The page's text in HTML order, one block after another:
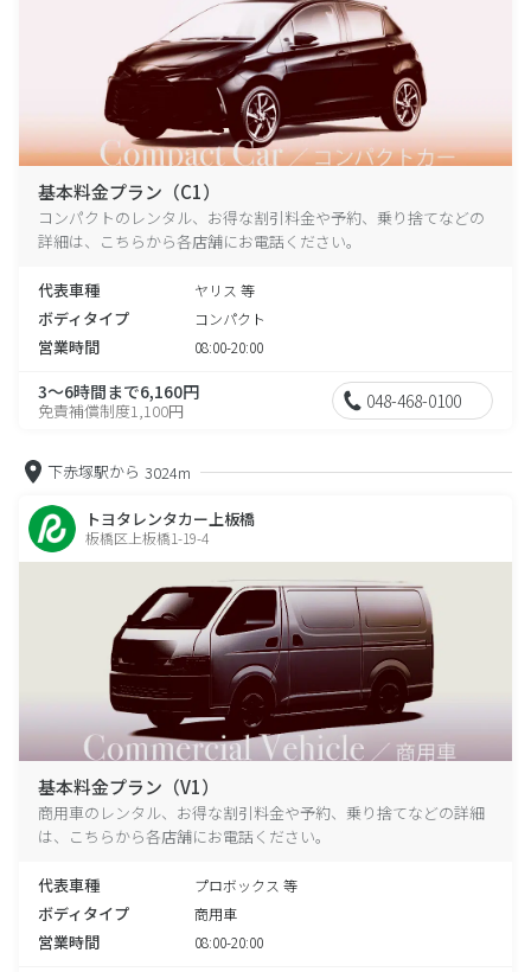
基本料金プラン（C1）
コンパクトのレンタル、お得な割引料金や予約、乗り捨てなどの
詳細は、こちらから各店舗にお電話ください。
代表車種 ヤリス 等
ボディタイプ コンパクト
営業時間 08:00-20:00
3～6時間まで6,160円
免責補償制度1,100円 048-468-0100
下赤塚駅から 3024m
トヨタレンタカー上板橋
板橋区上板橋1-19-4
基本料金プラン（V1）
商用車のレンタル、お得な割引料金や予約、乗り捨てなどの詳細
は、こちらから各店舗にお電話ください。
代表車種 プロボックス 等
ボディタイプ 商用車
営業時間 08:00-20:00